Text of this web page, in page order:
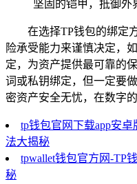
坚固的铠甲，抵御外
在选择TP钱包的绑定
险承受能力来谨慎决定，
定，为资产提供最可靠的
词或私钥绑定，但一定要
密资产安全无忧，在数字
tp钱包官网下载app安
法大揭秘
tpwallet钱包官方网-TP
秘